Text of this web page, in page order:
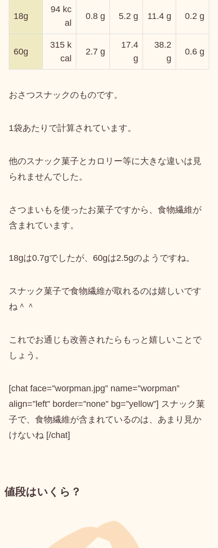
18g
94 kc
al
0.8 g 5.2 g 11.4 g 0.2 g
60g
315 k
cal
2.7 g
17.4
g
38.2
g
0.6 g
おさつスナックのものです。
1袋あたりで計算されています。
他のスナック菓子と カロリー等に大きな違いは見
られませんでした。
さつまいもを使ったお菓子ですから、食物繊維が
含まれています。
18gは0.7gでしたが、 60gは2.5gのようですね。
スナック菓子で食物繊維が取れるのは嬉しいです
ね＾＾
これでお通じも改善されたらもっと嬉しいことで
しょう。
[chat face=”worpman.jpg” name=”worpman”
align=”left” border=”none” bg=”yellow”] スナック菓
子で、食物繊維が含まれているのは、あまり見か
けないね [/chat]
値段はいくら？